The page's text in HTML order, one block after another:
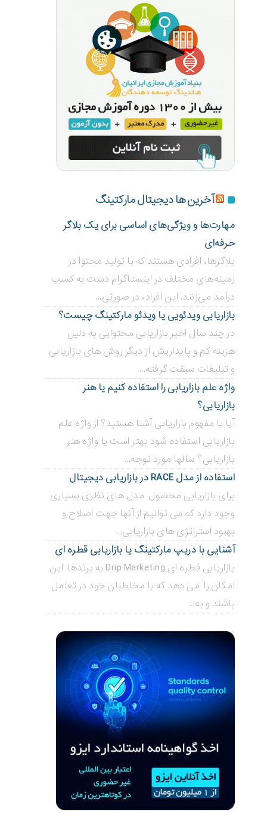
آخرین ها دیجیتال مارکتینگ
مهارت‌ها و ویژگی‌های اساسی برای یک بلاگر
حرفه‌ای
بلاگر‌ها، افرادی هستند که با تولید محتوا در
زمینه‌های مختلف در اینستاگرام دست به کسب
درآمد می‌زنند. این افراد، در صورتی...
بازاریابی ویدئویی ‌یا ویدئو مارکتینگ چیست؟
در چند سال اخیر بازاریابی محتوایی به دلیل
هزینه کم و پایداریش از دیگر روش های بازاریابی
و تبلیغات سبقت گرفته...
واژه علم بازاریابی را استفاده کنیم یا هنر
بازاریابی؟
آیا با مفهوم بازاریابی آشنا هستید؟ از واژه علم
بازاریابی استفاده شود بهتر است یا واژه هنر
بازاریابی؟ سالها مورد توجه...
استفاده از مدل RACE در بازاریابی دیجیتال
برای بازاریابی محصول مدل های نظری بسیاری
وجود دارد که می توانیم از آنها جهت اصلاح و
بهبود استراتژی های بازاریابی...
آشنایی با دریپ مارکتینگ یا بازاریابی قطره ای
بازاریابی قطره ای Drip Marketing به برندها این
امکان را می دهد که با مخاطبان خود در تعامل
باشند و به...